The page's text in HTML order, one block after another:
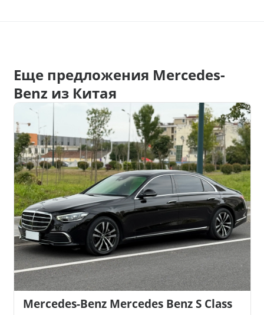
Еще предложения Mercedes-
Benz из Китая
Mercedes-Benz Mercedes Benz S Class